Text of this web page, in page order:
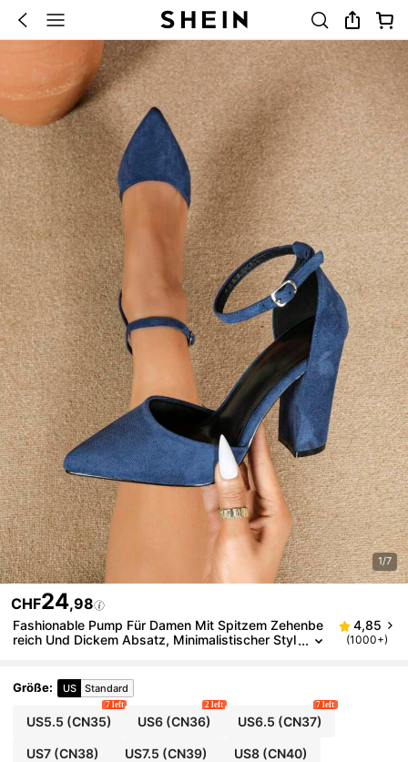
1/7
CHF24,98
Fashionable Pump Für Damen Mit Spitzem Zehenbe
reich Und Dickem Absatz, Minimalistischer Styl
4,85
(1000+)
Größe: US Standard
US5.5 (CN35)
7 left
US6 (CN36)
2 left
US6.5 (CN37)
7 left
US7(CN38) US7.5 (CN39) US8(CN40)